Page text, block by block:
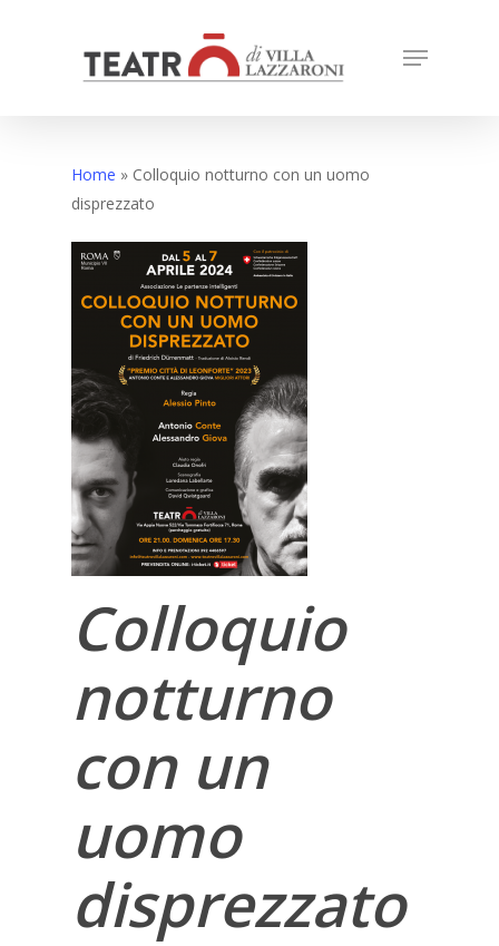
Menu
Home » Colloquio notturno con un uomo
disprezzato
Colloquio
notturno
con un
uomo
disprezzato